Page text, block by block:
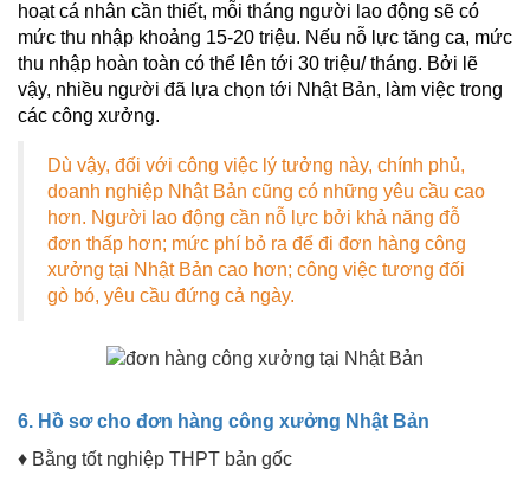
hoạt cá nhân cần thiết, mỗi tháng người lao động sẽ có
mức thu nhập khoảng 15-20 triệu. Nếu nỗ lực tăng ca, mức
thu nhập hoàn toàn có thể lên tới 30 triệu/ tháng. Bởi lẽ
vậy, nhiều người đã lựa chọn tới Nhật Bản, làm việc trong
các công xưởng.
Dù vậy, đối với công việc lý tưởng này, chính phủ,
doanh nghiệp Nhật Bản cũng có những yêu cầu cao
hơn. Người lao động cần nỗ lực bởi khả năng đỗ
đơn thấp hơn; mức phí bỏ ra để đi đơn hàng công
xưởng tại Nhật Bản cao hơn; công việc tương đối
gò bó, yêu cầu đứng cả ngày.
6. Hồ sơ cho đơn hàng công xưởng Nhật Bản
♦ Bằng tốt nghiệp THPT bản gốc